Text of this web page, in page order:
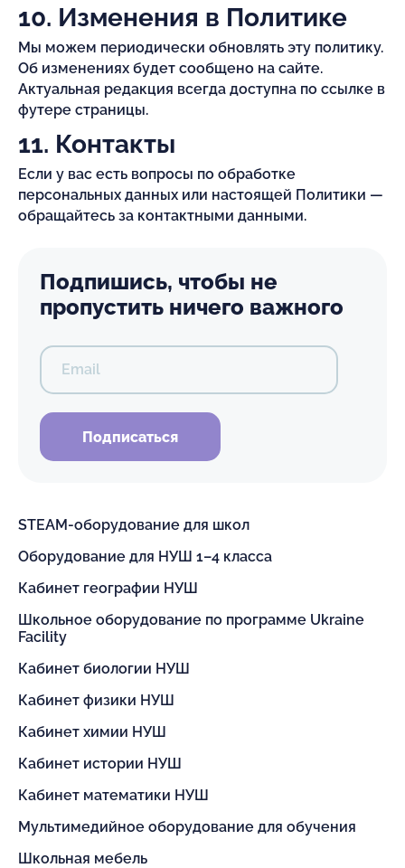
10. Изменения в Политике
Мы можем периодически обновлять эту политику.
Об изменениях будет сообщено на сайте.
Актуальная редакция всегда доступна по ссылке в
футере страницы.
11. Контакты
Если у вас есть вопросы по обработке
персональных данных или настоящей Политики —
обращайтесь за контактными данными.
Подпишись, чтобы не
пропустить ничего важного
Email
Подписаться
STEAM-оборудование для школ
Оборудование для НУШ 1–4 класса
Кабинет географии НУШ
Школьное оборудование по программе Ukraine
Facility
Кабинет биологии НУШ
Кабинет физики НУШ
Кабинет химии НУШ
Кабинет истории НУШ
Кабинет математики НУШ
Мультимедийное оборудование для обучения
Школьная мебель